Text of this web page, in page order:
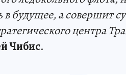
в будущее, а совершит
центра
Чибис.